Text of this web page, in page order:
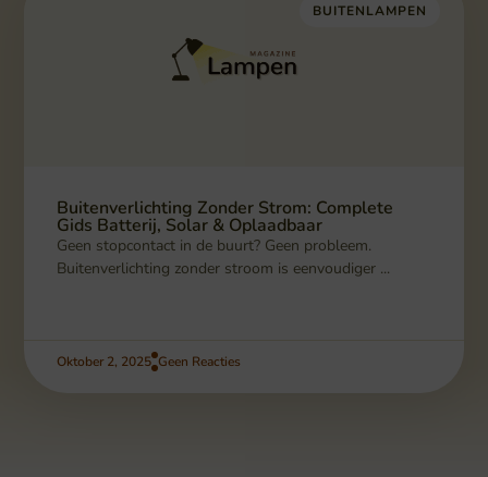
BUITENLAMPEN
Buitenverlichting Zonder Strom: Complete
Gids Batterij, Solar & Oplaadbaar
Geen stopcontact in de buurt? Geen probleem.
Buitenverlichting zonder stroom is eenvoudiger ...
Oktober 2, 2025 Geen Reacties